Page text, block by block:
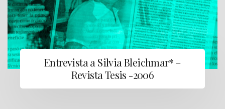
Entrevista a Silvia Bleichmar* –
Revista Tesis -2006